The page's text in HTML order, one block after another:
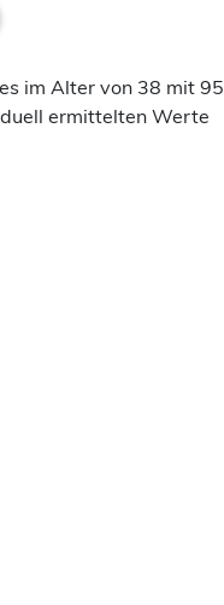
im Alter von 38 mit 95
ermittelten Werte